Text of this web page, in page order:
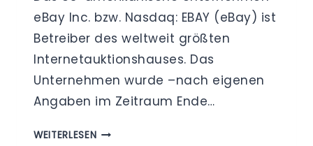
eBay Inc. bzw. Nasdaq: EBAY (eBay) ist
Betreiber des weltweit größten
Internetauktionshauses. Das
Unternehmen wurde –nach eigenen
Angaben im Zeitraum Ende…
WEITERLESENCYBERATTACKE